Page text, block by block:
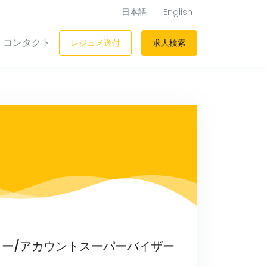
日本語 English
コンタクト レジュメ送付 求人検索
/アカウントスーパーバイザー